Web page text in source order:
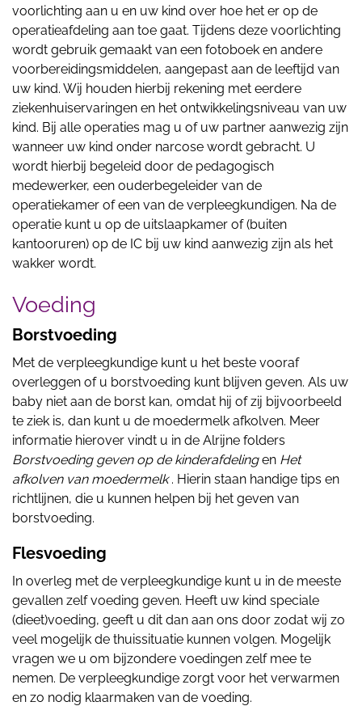
voorlichting aan u en uw kind over hoe het er op de
operatieafdeling aan toe gaat. Tijdens deze voorlichting
wordt gebruik gemaakt van een fotoboek en andere
voorbereidingsmiddelen, aangepast aan de leeftijd van
uw kind. Wij houden hierbij rekening met eerdere
ziekenhuiservaringen en het ontwikkelingsniveau van uw
kind. Bij alle operaties mag u of uw partner aanwezig zijn
wanneer uw kind onder narcose wordt gebracht. U
wordt hierbij begeleid door de pedagogisch
medewerker, een ouderbegeleider van de
operatiekamer of een van de verpleegkundigen. Na de
operatie kunt u op de uitslaapkamer of (buiten
kantooruren) op de IC bij uw kind aanwezig zijn als het
wakker wordt.
Voeding
Borstvoeding
Met de verpleegkundige kunt u het beste vooraf
overleggen of u borstvoeding kunt blijven geven. Als uw
baby niet aan de borst kan, omdat hij of zij bijvoorbeeld
te ziek is, dan kunt u de moedermelk afkolven. Meer
informatie hierover vindt u in de Alrijne folders
Borstvoeding geven op de kinderafdelingen Het
afkolven van moedermelk. Hierin staan handige tips en
richtlijnen, die u kunnen helpen bij het geven van
borstvoeding.
Flesvoeding
In overleg met de verpleegkundige kunt u in de meeste
gevallen zelf voeding geven. Heeft uw kind speciale
(dieet)voeding, geeft u dit dan aan ons door zodat wij zo
veel mogelijk de thuissituatie kunnen volgen. Mogelijk
vragen we u om bijzondere voedingen zelf mee te
nemen. De verpleegkundige zorgt voor het verwarmen
en zo nodig klaarmaken van de voeding.